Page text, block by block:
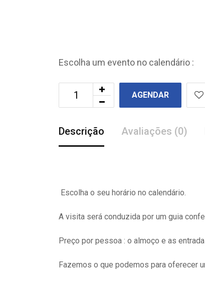
Escolha um evento no calendário :
AGENDAR
Descrição Avaliações (0)
Escolha o seu horário no calendário.
A visita será conduzida por um guia
Preço por pessoa : o almoço e as
Fazemos o que podemos para oferecer